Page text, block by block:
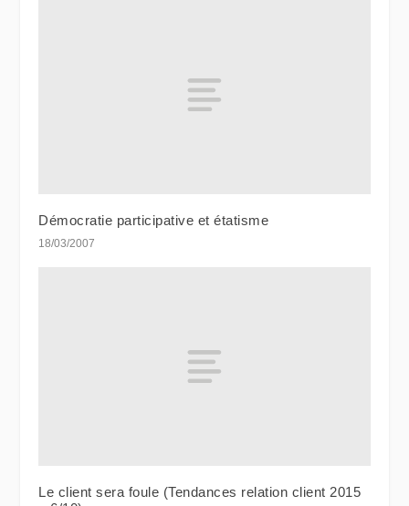
Démocratie participative et étatisme
18/03/2007
Le client sera foule (Tendances relation client 2015